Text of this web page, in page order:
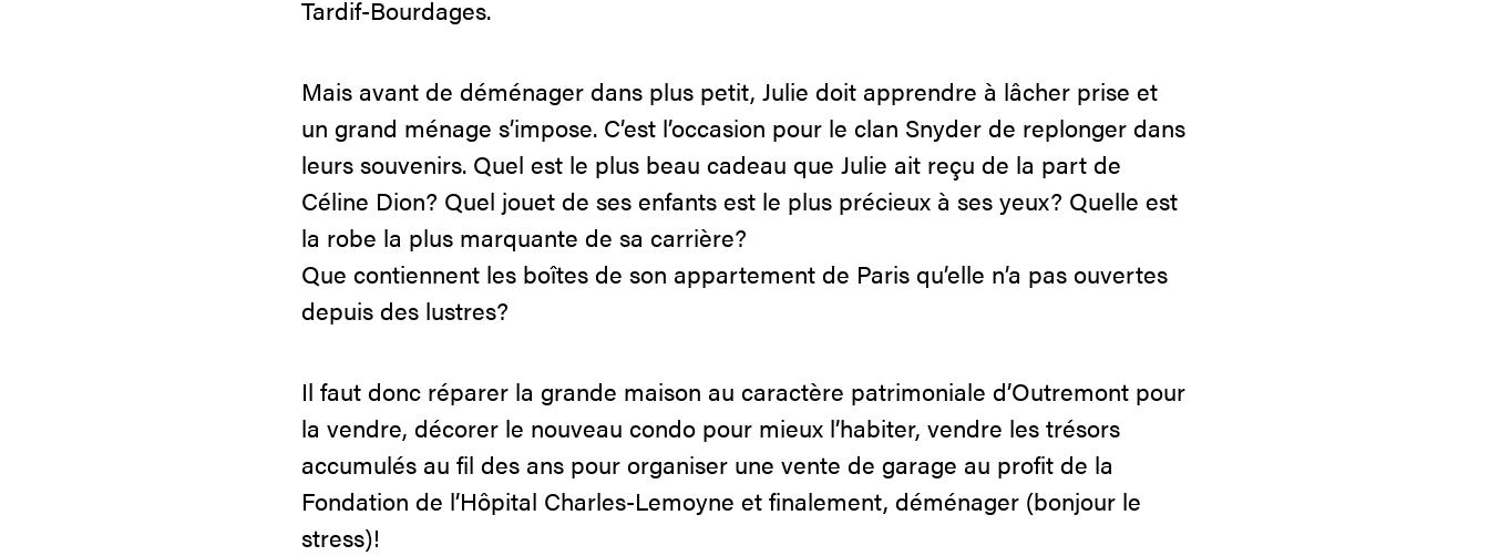
Tardif-Bourdages.
Mais avant de déménager dans plus petit, Julie doit apprendre à lâcher prise et
un grand ménage s’impose. C’est l’occasion pour le clan Snyder de replonger dans
leurs souvenirs. Quel est le plus beau cadeau que Julie ait reçu de la part de
Céline Dion? Quel jouet de ses enfants est le plus précieux à ses yeux? Quelle est
la robe la plus marquante de sa carrière?
Que contiennent les boîtes de son appartement de Paris qu’elle n’a pas ouvertes
depuis des lustres?
Il faut donc réparer la grande maison au caractère patrimoniale d’Outremont pour
la vendre, décorer le nouveau condo pour mieux l’habiter, vendre les trésors
accumulés au fil des ans pour organiser une vente de garage au profit de la
Fondation de l’Hôpital Charles-Lemoyne et finalement, déménager (bonjour le
stress)!